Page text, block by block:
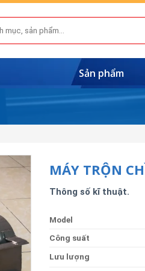
Sản phẩm
MÁY TRỘN
Thông số kĩ thuật.
Model
Công suất
Lưu lượng